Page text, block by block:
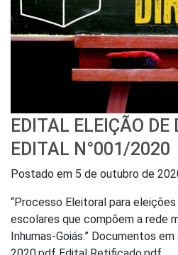
EDITAL ELEIÇÃO DE
EDITAL N°001/2020
Postado em 5 de outubro de
“Processo Eleitoral para
escolares que compõem a rede
Inhumas-Goiás.” Documentos